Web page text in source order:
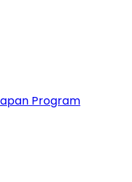
Program